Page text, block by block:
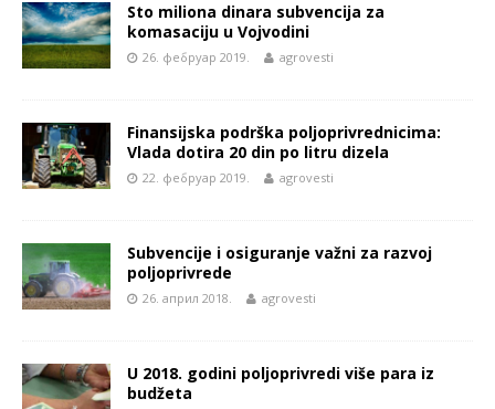
Sto miliona dinara subvencija za
komasaciju u Vojvodini
26. фебруар 2019. agrovesti
Finansijska podrška poljoprivrednicima:
Vlada dotira 20 din po litru dizela
22. фебруар 2019. agrovesti
Subvencije i osiguranje važni za razvoj
poljoprivrede
26. април 2018. agrovesti
U 2018. godini poljoprivredi više para iz
budžeta